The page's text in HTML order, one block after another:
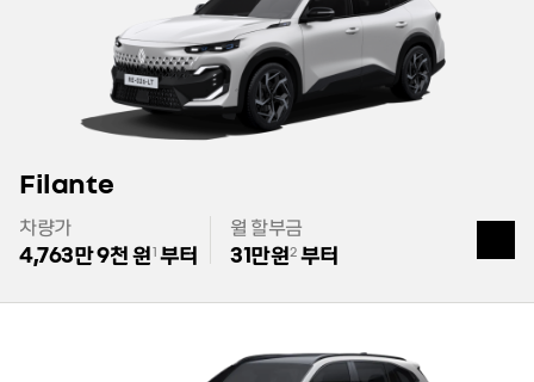
Filante
차량가
4,763만 9천 원1 부터
월 할부금
31만원2 부터